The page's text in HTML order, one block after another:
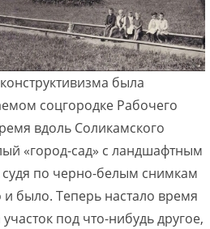
была
соцгородке Рабочего
вдоль Соликамского
«город-сад» с ландшафтным
по черно-белым снимкам
было. Теперь настало время
под что-нибудь другое,